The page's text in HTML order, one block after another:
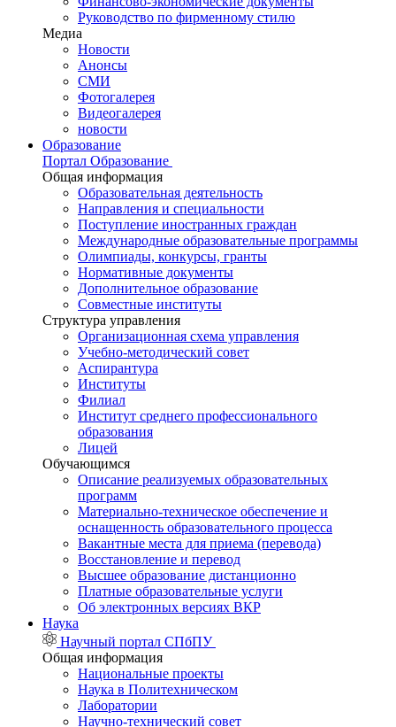
Руководство по фирменному стилю
Медиа
Новости
Анонсы
СМИ
Фотогалерея
Видеогалерея
новости
Образование
Портал Образование
Общая информация
Образовательная деятельность
Направления и специальности
Поступление иностранных граждан
Международные образовательные программы
Олимпиады, конкурсы, гранты
Нормативные документы
Дополнительное образование
Совместные институты
Структура управления
Организационная схема управления
Учебно-методический совет
Аспирантура
Институты
Филиал
Институт среднего профессионального
образования
Лицей
Обучающимся
Описание реализуемых образовательных
программ
Материально-техническое обеспечение и
оснащенность образовательного процесса
Вакантные места для приема (перевода)
Восстановление и перевод
Высшее образование дистанционно
Платные образовательные услуги
Об электронных версиях ВКР
Наука
Научный портал СПбПУ
Общая информация
Национальные проекты
Наука в Политехническом
Лаборатории
Научно-технический совет